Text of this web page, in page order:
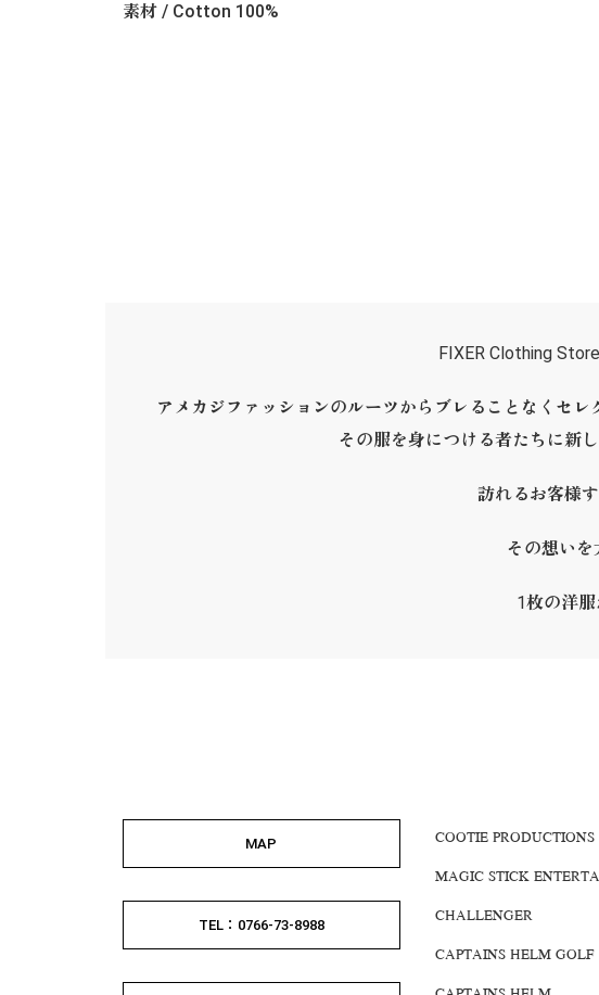
素材 / Cotton 100%
FIXER Clothing
アメカジファッションのルーツからブレることなくセ
その服を身につける者たちに新
訪れるお客様
その想いを
1枚の洋
MAP
TEL：0766-73-8988
COOTIE PRODUCTIONS
MAGIC STICK
CHALLENGER
CAPTAINS HELM GOLF